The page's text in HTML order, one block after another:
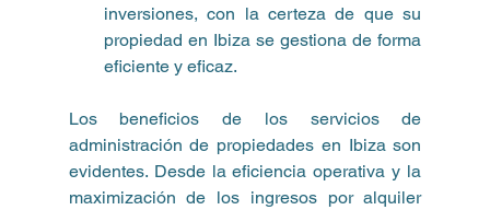
inversiones, con la certeza de que su
propiedad en Ibiza se gestiona de forma
eficiente y eficaz.
Los beneficios de los servicios de
administración de propiedades en Ibiza son
evidentes. Desde la eficiencia operativa y la
maximización de los ingresos por alquiler